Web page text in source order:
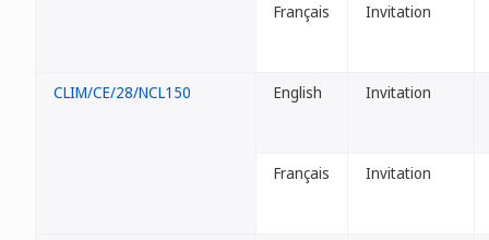
Français Invitation
CLIM/CE/28/NCL150 English Invitation
Français Invitation